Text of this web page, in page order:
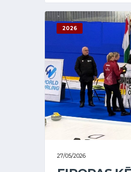
2026
27/05/2026